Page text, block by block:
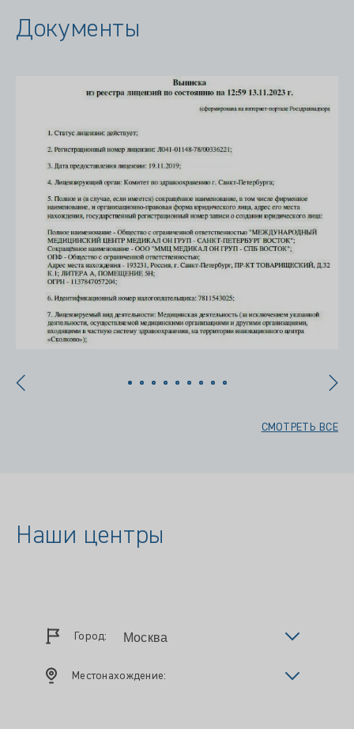
Документы
СМОТРЕТЬ ВСЕ
Наши центры
Город:
Местонахождение: